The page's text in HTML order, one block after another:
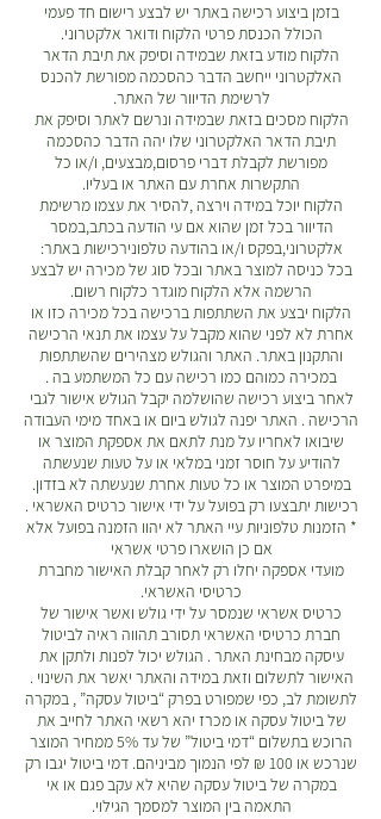
בזמן ביצוע רכישה באתר יש לבצע רישום חד פעמי
הכולל הכנסת פרטי הלקוח ודואר אלקטרוני.
הלקוח מודע בזאת שבמידה וסיפק את תיבת הדאר
האלקטרוני ייחשב הדבר כהסכמה מפורשת להכנס
לרשימת הדיוור של האתר.
הלקוח מסכים בזאת שבמידה ונרשם לאתר וסיפק את
תיבת הדאר האלקטרוני שלו יהה הדבר כהסכמה
מפורשת לקבלת דברי פרסום,מבצעים, ו/או כל
התקשרות אחרת עם האתר או בעליו.
הלקוח יוכל במידה וירצה ,להסיר את עצמו מרשימת
הדיוור בכל זמן שהוא אם עי הודעה בכתב,במסר
אלקטרוני,בפקס ו/או בהודעה טלפונירכישות באתר:
בכל כניסה למוצר באתר ובכל סוג של מכירה יש לבצע
הרשמה אלא הלקוח מוגדר כלקוח רשום.
הלקוח יבצע את השתתפות ברכישה בכל מכירה כזו או
אחרת לא לפני שהוא מקבל על עצמו את תנאי הרכישה
והתקנון באתר. האתר והגולש מצהירים שהשתתפות
במכירה כמוהם כמו רכישה עם כל המשתמע בה .
לאחר ביצוע רכישה שהושלמה יקבל הגולש אישור לגבי
הרכישה . האתר יפנה לגולש ביום או באחד מימי העבודה
שיבואו לאחריו על מנת לתאם את אספקת המוצר או
להודיע על חוסר זמני במלאי או על טעות שנעשתה
במיפרט המוצר או כל טעות אחרת שנעשתה לא בזדון.
רכישות יתבצעו רק בפועל על ידי אישור כרטיס האשראי .
* הזמנות טלפוניות עיי האתר לא יהוו הזמנה בפועל אלא
אם כן הושארו פרטי אשראי
מועדי אספקה יחלו רק לאחר קבלת האישור מחברת
כרטיסי האשראי.
כרטיס אשראי שנמסר על ידי גולש ואשר אישור של
חברת כרטיסי האשראי תסורב תהווה ראיה לביטול
עיסקה מבחינת האתר . הגולש יכול לפנות ולתקן את
האישור לתשלום וזאת במידה והאתר יאשר את השינוי .
לתשומת לב, כפי שמפורט בפרק “ביטול עסקה” , במקרה
של ביטול עסקה או מכרז יהא רשאי האתר לחייב את
הרוכש בתשלום “דמי ביטול” של עד 5% ממחיר המוצר
שנרכש או 100 ₪ לפי הנמוך מביניהם. דמי ביטול יגבו רק
במקרה של ביטול עסקה שהיא לא עקב פגם או אי
התאמה בין המוצר למסמך הגילוי.